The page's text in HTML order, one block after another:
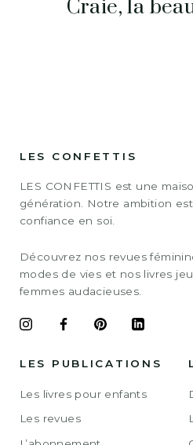
Craie, la
LES CONFETTIS
LES CONFETTIS est une
génération. Notre ambition
confiance en soi.
Découvrez nos revues
modes de vies et nos livres
femmes audacieuses.
LES PUBLICATIONS
Les livres pour enfants
Les revues